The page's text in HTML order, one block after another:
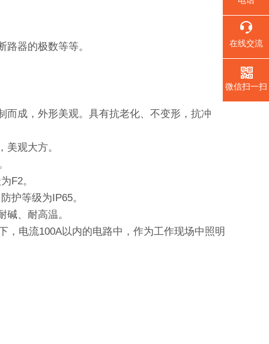
器的极数等等。
而成，外形美观。具有抗老化、不变形，抗冲
观大方。
F2。
护等级为IP65。
、耐高温。
，电流100A以内的电路中，作为工作现场中照明
在线交流
微信扫一扫